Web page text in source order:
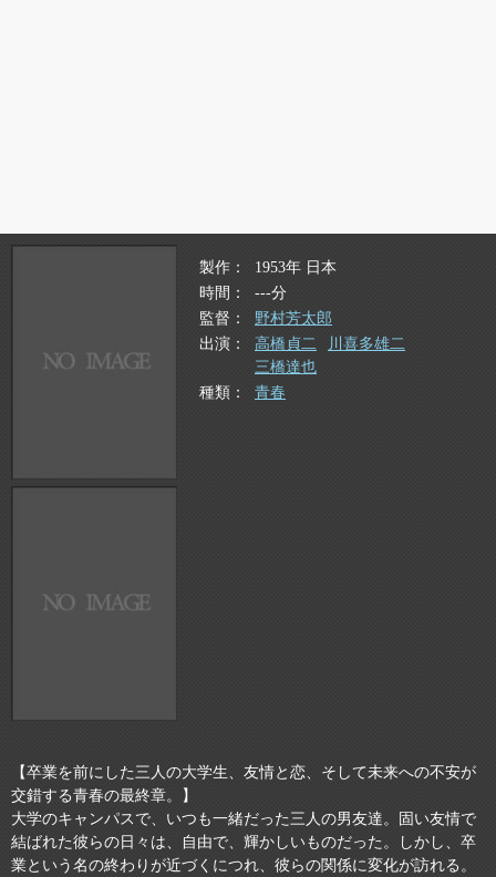
製作
1953年 日本
時間
---分
監督
野村芳太郎
出演
高橋貞二
川喜多雄二
三橋達也
種類
青春
【卒業を前にした三人の大学生、友情と恋、そして未来への不安が
交錯する青春の最終章。】
大学のキャンパスで、いつも一緒だった三人の男友達。固い友情で
結ばれた彼らの日々は、自由で、輝かしいものだった。しかし、卒
業という名の終わりが近づくにつれ、彼らの関係に変化が訪れる。